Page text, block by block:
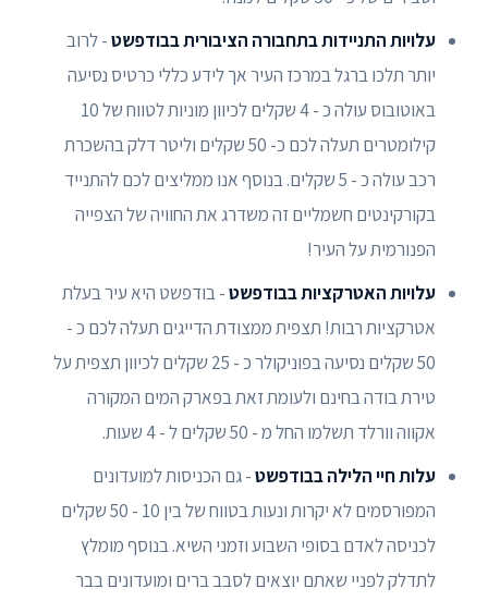
עלויות התניידות בתחבורה הציבורית בבודפשט- לרוב
יותר תלכו ברגל במרכז העיר אך לידע כללי כרטיס נסיעה
באוטובוס עולה כ - 4 שקלים לכיוון מוניות לטווח של 10
קילומטרים תעלה לכם כ- 50 שקלים וליטר דלק בהשכרת
רכב עולה כ - 5 שקלים. בנוסף אנו ממליצים לכם להתנייד
בקורקינטים חשמליים זה משדרג את החוויה של הצפייה
הפנורמית על העיר!
עלויות האטרקציות בבודפשט- בודפשט היא עיר בעלת
אטרקציות רבות! תצפית ממצודת הדייגים תעלה לכם כ -
50 שקלים נסיעה בפוניקולר כ - 25 שקלים לכיוון תצפית על
טירת בודה בחינם ולעומת זאת בפארק המים המקורה
אקווה וורלד תשלמו החל מ - 50 שקלים ל - 4 שעות.
עלות חיי הלילה בבודפשט- גם הכניסות למועדונים
המפורסמים לא יקרות ונעות בטווח של בין 10 - 50 שקלים
לכניסה לאדם בסופי השבוע וזמני השיא. בנוסף מומלץ
לתדלק לפניי שאתם יוצאים לסבב ברים ומועדונים בבר